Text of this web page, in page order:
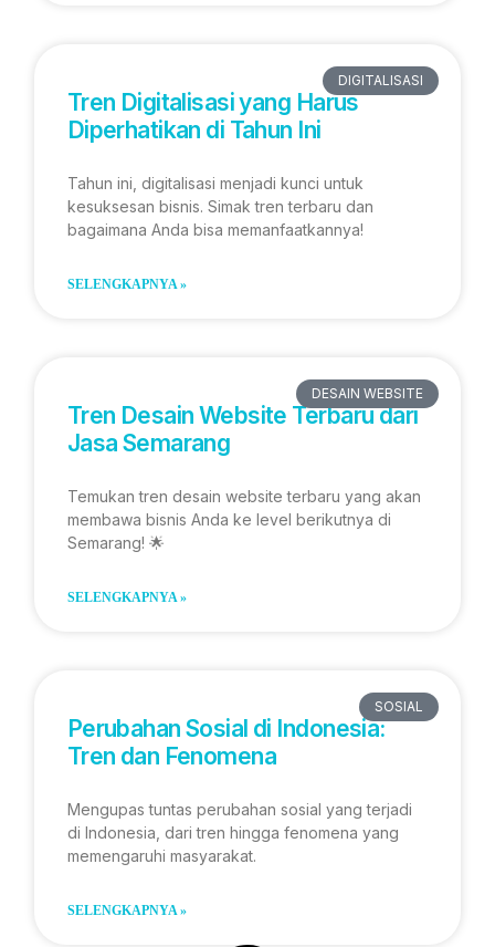
DIGITALISASI
Tren Digitalisasi yang Harus
Diperhatikan di Tahun Ini
Tahun ini, digitalisasi menjadi kunci untuk
kesuksesan bisnis. Simak tren terbaru dan
bagaimana Anda bisa memanfaatkannya!
SELENGKAPNYA »
DESAIN WEBSITE
Tren Desain Website Terbaru dari
Jasa Semarang
Temukan tren desain website terbaru yang akan
membawa bisnis Anda ke level berikutnya di
Semarang! 🌟
SELENGKAPNYA »
SOSIAL
Perubahan Sosial di Indonesia:
Tren dan Fenomena
Mengupas tuntas perubahan sosial yang terjadi
di Indonesia, dari tren hingga fenomena yang
memengaruhi masyarakat.
SELENGKAPNYA »